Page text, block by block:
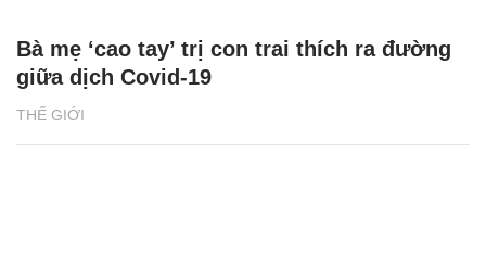
THẾ GIỚI
Bà mẹ ‘cao tay’ trị con trai thích ra đường
giữa dịch Covid-19